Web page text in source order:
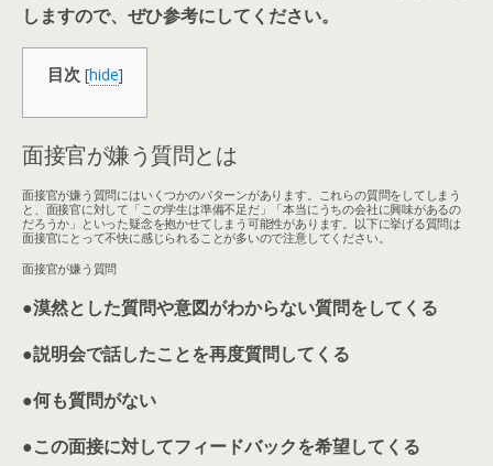
しますので、ぜひ参考にしてください。
目次 [hide]
面接官が嫌う質問とは
面接官が嫌う質問にはいくつかのパターンがあります。これらの質問をしてしまう
と、面接官に対して「この学生は準備不足だ」「本当にうちの会社に興味があるの
だろうか」といった疑念を抱かせてしまう可能性があります。以下に挙げる質問は
面接官にとって不快に感じられることが多いので注意してください。
面接官が嫌う質問
●漠然とした質問や意図がわからない質問をしてくる
●説明会で話したことを再度質問してくる
●何も質問がない
●この面接に対してフィードバックを希望してくる